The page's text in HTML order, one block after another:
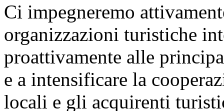
Ci impegneremo
organizzazioni turistiche
proattivamente alle
e a intensificare la
locali e gli acquirenti